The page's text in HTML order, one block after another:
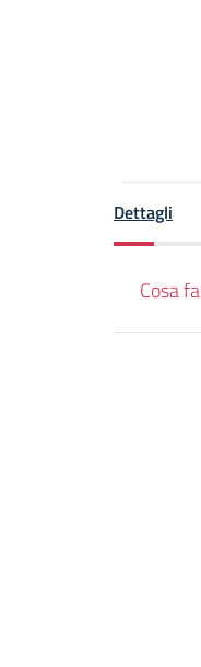
Dettagli
Cosa fa